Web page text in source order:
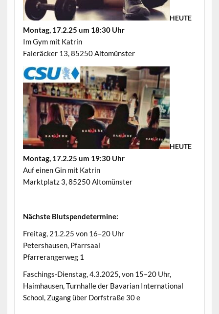
HEUTE
Mon­tag, 17.2.25 um 18:30 Uhr
Im Gym mit Katrin
Faleräck­er 13, 85250 Altomünster
HEUTE
Mon­tag, 17.2.25 um 19:30 Uhr
Auf einen Gin mit Katrin
Mark­t­platz 3, 85250 Altomünster
Näch­ste Blutspendetermine:
Fre­itag, 21.2.25 von 16–20 Uhr
Peter­shausen, Pfarrsaal
Pfar­reranger­weg 1
Faschings-Dien­stag, 4.3.2025, von 15–20 Uhr,
Haimhausen, Turn­halle der Bavar­i­an Inter­na­tion­al
School, Zugang über Dorf­s­traße 30 e